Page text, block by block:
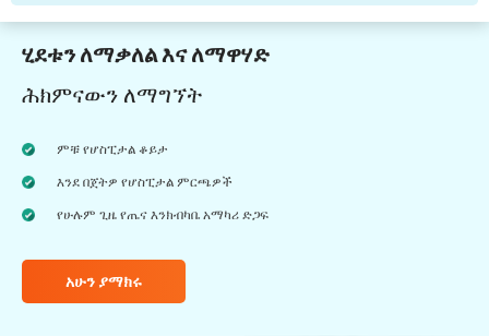
ሂደቱን ለማቃለል እና ለማዋሃድ
ሕክምናውን ለማግኘት
ምቹ የሆስፒታል ቆይታ
እንደ በጀትዎ የሆስፒታል ምርጫዎች
የሁሉም ጊዜ የጤና እንክብካቤ አማካሪ ድጋፍ
አሁን ያማክሩ